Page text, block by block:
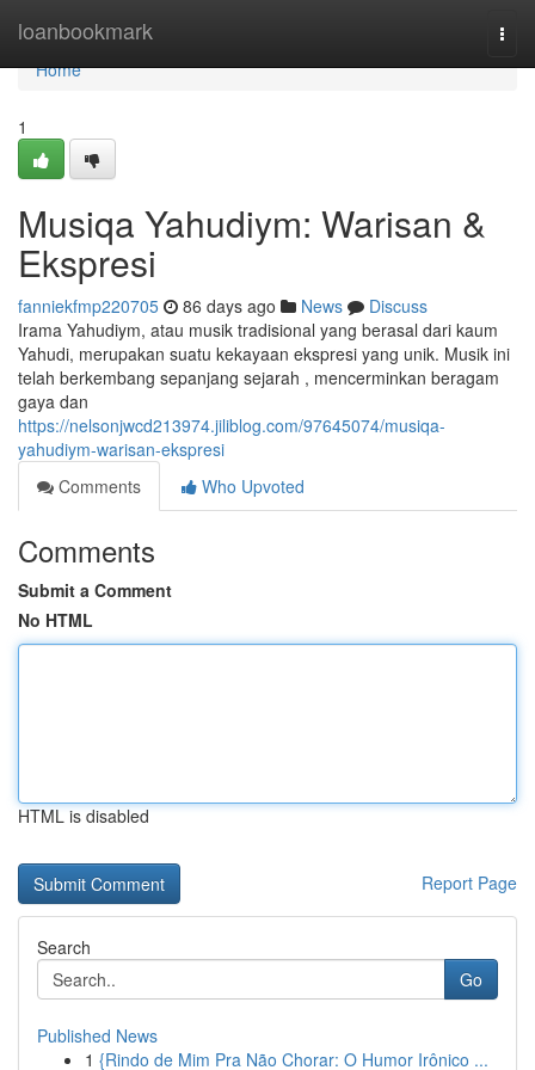
loanbookmark
Home
Home
1
Musiqa Yahudiym: Warisan &
Ekspresi
fanniekfmp220705 86 days ago News
Discuss
Irama Yahudiym, atau musik tradisional yang berasal dari kaum
Yahudi, merupakan suatu kekayaan ekspresi yang unik. Musik ini
telah berkembang sepanjang sejarah , mencerminkan beragam
gaya dan
https://nelsonjwcd213974.jiliblog.com/97645074/musiqa-
yahudiym-warisan-ekspresi
Comments
Who Upvoted
Comments
Submit a Comment
No HTML
HTML is disabled
Report Page
Search
Go
Published News
1 {Rindo de Mim Pra Não Chorar: O Humor Irônico ...